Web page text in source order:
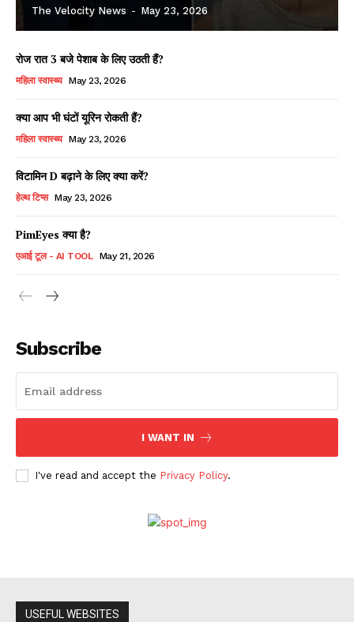
The Velocity News - May 23, 2026
रोज रात 3 बजे पेशाब के लिए उठती हैं?
महिला स्वास्थ्य May 23, 2026
क्या आप भी घंटों यूरिन रोकती हैं?
महिला स्वास्थ्य May 23, 2026
विटामिन D बढ़ाने के लिए क्या करें?
हेल्थ टिप्स May 23, 2026
PimEyes क्या है?
एआई टूल - AI TOOL May 21, 2026
Subscribe
I WANT IN
I've read and accept the Privacy Policy.
USEFUL WEBSITES